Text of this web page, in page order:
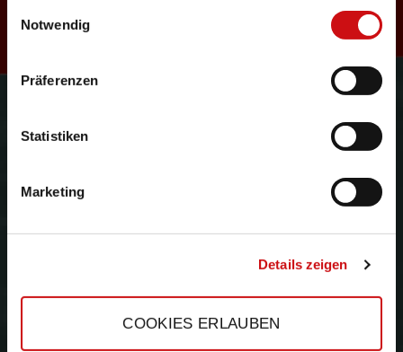
Notwendig
Präferenzen
Statistiken
Marketing
Details zeigen
COOKIES ERLAUBEN
R
e
s